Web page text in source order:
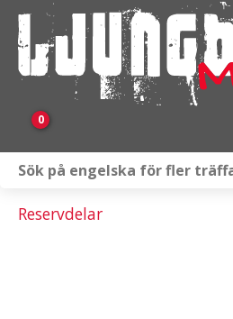
0
Reservdelar